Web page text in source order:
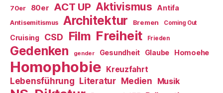
70er 80er ACT UP Aktivismus Antifa
Antisemitismus Architektur Bremen Coming Out
Cruising CSD Film Freiheit Frieden
Gedenken gender Gesundheit Glaube Homoehe
Homophobie Kreuzfahrt
Lebensführung Literatur Medien Musik